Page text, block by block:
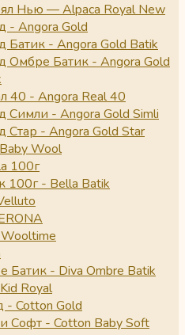
Нью — Alpaca Royal New
- Angora Gold
Батик - Angora Gold Batik
Омбре Батик - Angora Gold
40 - Angora Real 40
Симли - Angora Gold Simli
Стар - Angora Gold Star
Wool
100г
100г - Bella Batik
Батик - Diva Ombre Batik
Royal
- Cotton Gold
Софт - Cotton Baby Soft